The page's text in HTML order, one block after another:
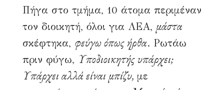
Πήγα στο τμήμα, 10 άτομα περιμέναν
τον διοικητή, όλοι για ΛΕΑ, μάστα
σκέφτηκα, φεύγω όπως ήρθα. Ρωτάω
πριν φύγω, Υποδιοικητής υπάρχει;
Υπάρχει αλλά είναι μπίζυ, με